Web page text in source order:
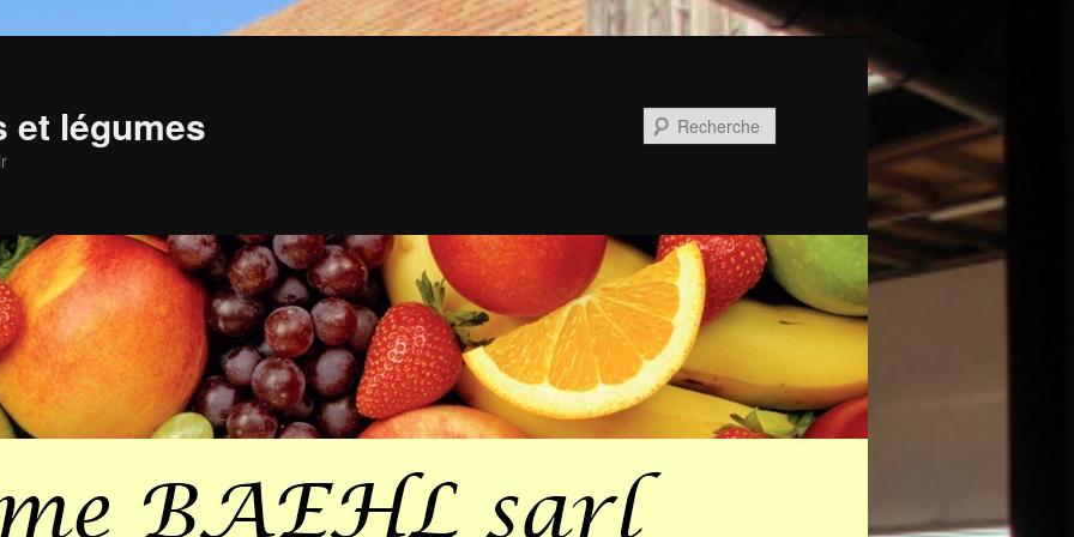
et légumes